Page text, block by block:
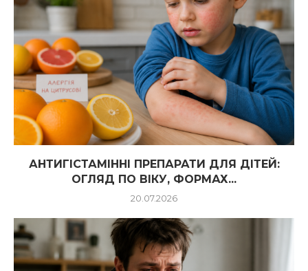
АНТИГІСТАМІННІ ПРЕПАРАТИ ДЛЯ ДІТЕЙ:
ОГЛЯД ПО ВІКУ, ФОРМАХ...
20.07.2026